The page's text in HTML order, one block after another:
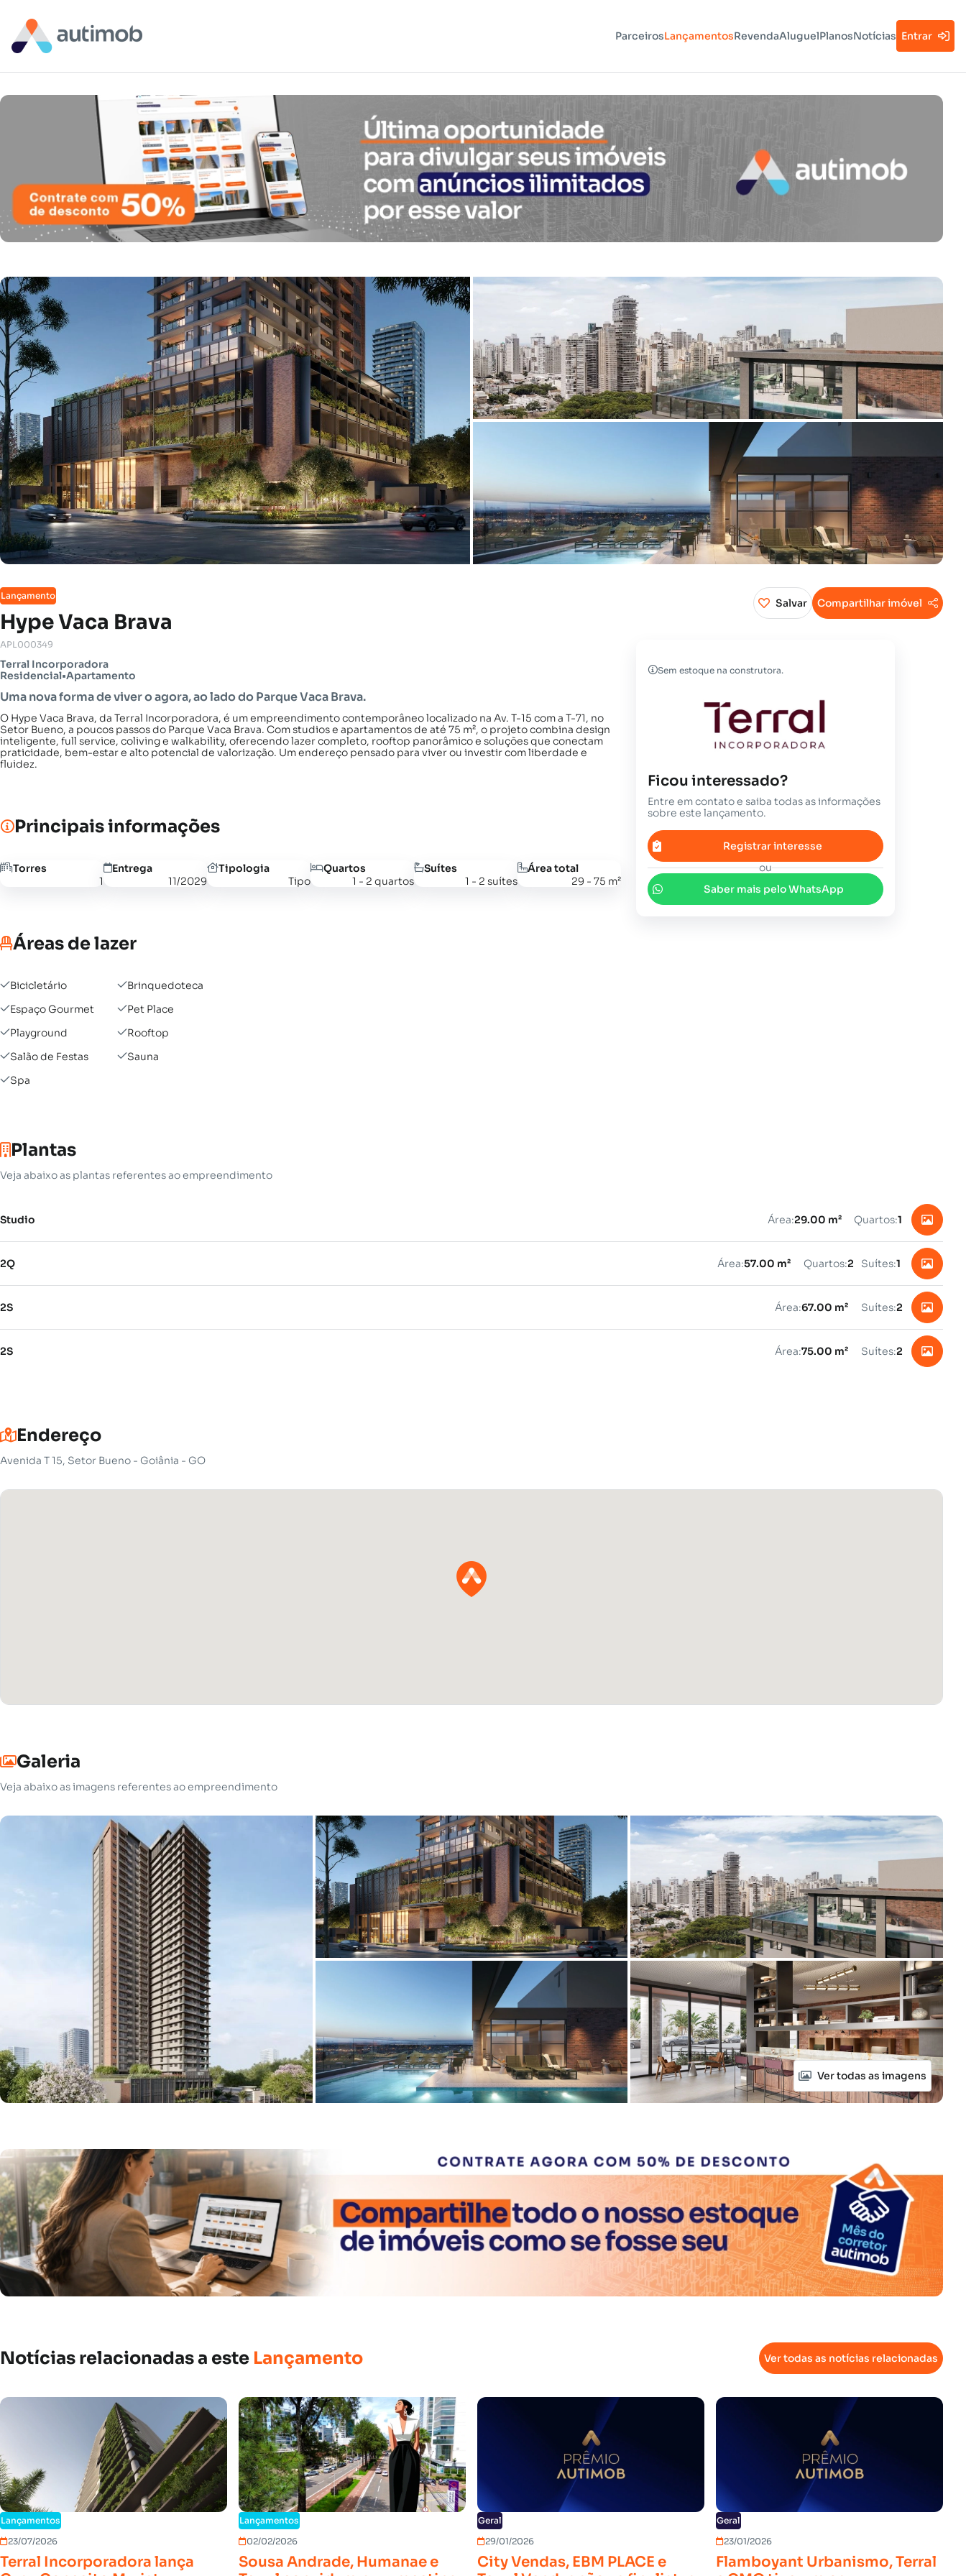
ParceirosLançamentosRevendaAluguelPlanosNotícias Entrar
Lançamento
Hype Vaca Brava
Salvar Compartilhar imóvel
APL000349
Terral Incorporadora
Residencial•Apartamento
Uma nova forma de viver o agora, ao lado do Parque Vaca Brava.
O Hype Vaca Brava, da Terral Incorporadora, é um empreendimento contemporâneo localizado na Av. T-15 com a T-71, no
Setor Bueno, a poucos passos do Parque Vaca Brava. Com studios e apartamentos de até 75 m², o projeto combina design
inteligente, full service, coliving e walkability, oferecendo lazer completo, rooftop panorâmico e soluções que conectam
praticidade, bem-estar e alto potencial de valorização. Um endereço pensado para viver ou investir com liberdade e
fluidez.
Principais informações
Torres
1
Entrega
11/2029
Tipologia
Tipo
Quartos
1 - 2 quartos
Suítes
1 - 2 suítes
Área total
29 - 75 m²
Áreas de lazer
Bicicletário
Brinquedoteca
Espaço Gourmet
Pet Place
Playground
Rooftop
Salão de Festas
Sauna
Spa
Sem estoque na construtora.
Ficou interessado?
Entre em contato e saiba todas as informações
sobre este lançamento.
Registrar interesse
ou
Saber mais pelo WhatsApp
Plantas
Veja abaixo as plantas referentes ao empreendimento
Studio Área:29.00 m² Quartos:1
2Q Área:57.00 m² Quartos:2 Suítes:1
2S Área:67.00 m² Suítes:2
2S Área:75.00 m² Suítes:2
Endereço
Avenida T 15, Setor Bueno - Goiânia - GO
Galeria
Veja abaixo as imagens referentes ao empreendimento
Ver todas as imagens
Notícias relacionadasa este Lançamento Ver todas as notícias relacionadas
Lançamentos
23/07/2026
Terral Incorporadora lança
Lançamentos
02/02/2026
Sousa Andrade, Humanae e
Geral
29/01/2026
City Vendas, EBM PLACE e
Geral
23/01/2026
Flamboyant Urbanismo, Terral